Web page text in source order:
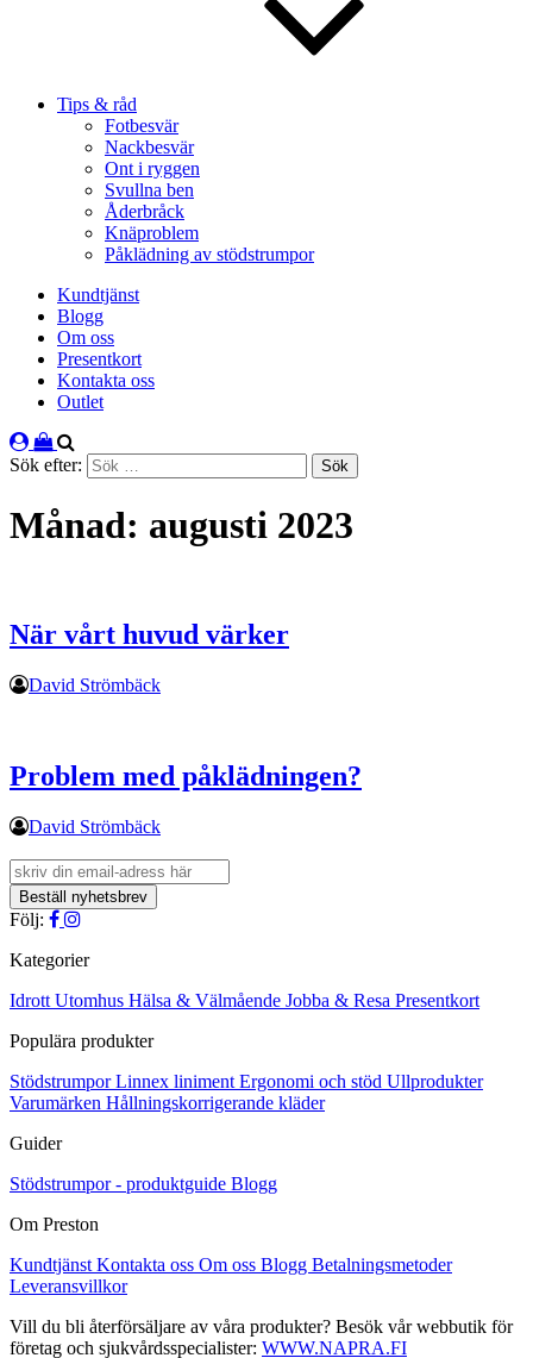
Tips & råd
Fotbesvär
Nackbesvär
Ont i ryggen
Svullna ben
Åderbråck
Knäproblem
Påklädning av stödstrumpor
Kundtjänst
Blogg
Om oss
Presentkort
Kontakta oss
Outlet
Sök efter:
Månad: augusti 2023
När vårt huvud värker
David Strömbäck
Problem med påklädningen?
David Strömbäck
Följ:
Kategorier
Idrott Utomhus Hälsa & Välmående Jobba & Resa Presentkort
Populära produkter
StödstrumporLinnex liniment Ergonomi och stöd Ullprodukter
Varumärken Hållningskorrigerande kläder
Guider
Stödstrumpor - produktguide Blogg
Om Preston
Kundtjänst Kontakta oss Om oss Blogg Betalningsmetoder
Leveransvillkor
Vill du bli återförsäljare av våra produkter? Besök vår webbutik för
företag och sjukvårdsspecialister: WWW.NAPRA.FI